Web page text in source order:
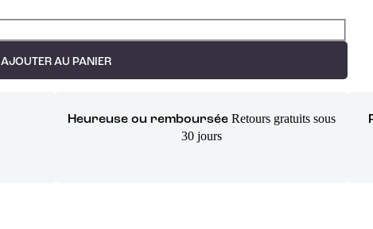
AJOUTER AU PANIER
Heureuse ou remboursée Retours gratuits sous
30 jours